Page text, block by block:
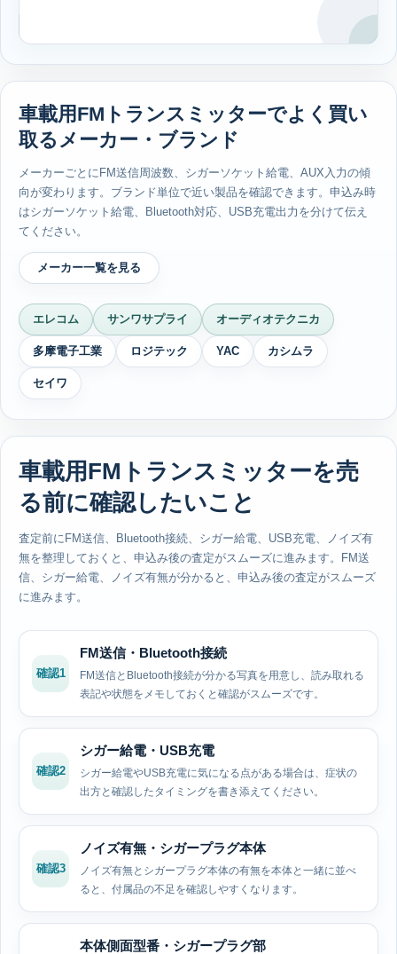
車載用FMトランスミッターでよく買い
取るメーカー・ブランド
メーカーごとにFM送信周波数、シガーソケット給電、AUX入力の傾
向が変わります。ブランド単位で近い製品を確認できます。申込み時
はシガーソケット給電、Bluetooth対応、USB充電出力を分けて伝え
てください。
メーカー一覧を見る
エレコム サンワサプライ オーディオテクニカ
多摩電子工業 ロジテック YAC カシムラ
セイワ
車載用FMトランスミッターを売
る前に確認したいこと
査定前にFM送信、Bluetooth接続、シガー給電、USB充電、ノイズ有
無を整理しておくと、申込み後の査定がスムーズに進みます。FM送
信、シガー給電、ノイズ有無が分かると、申込み後の査定がスムーズ
に進みます。
確認1
FM送信・Bluetooth接続
FM送信とBluetooth接続が分かる写真を用意し、読み取れる
表記や状態をメモしておくと確認がスムーズです。
確認2
シガー給電・USB充電
シガー給電やUSB充電に気になる点がある場合は、症状の
出方と確認したタイミングを書き添えてください。
確認3
ノイズ有無・シガープラグ本体
ノイズ有無とシガープラグ本体の有無を本体と一緒に並べ
ると、付属品の不足を確認しやすくなります。
本体側面型番・シガープラグ部